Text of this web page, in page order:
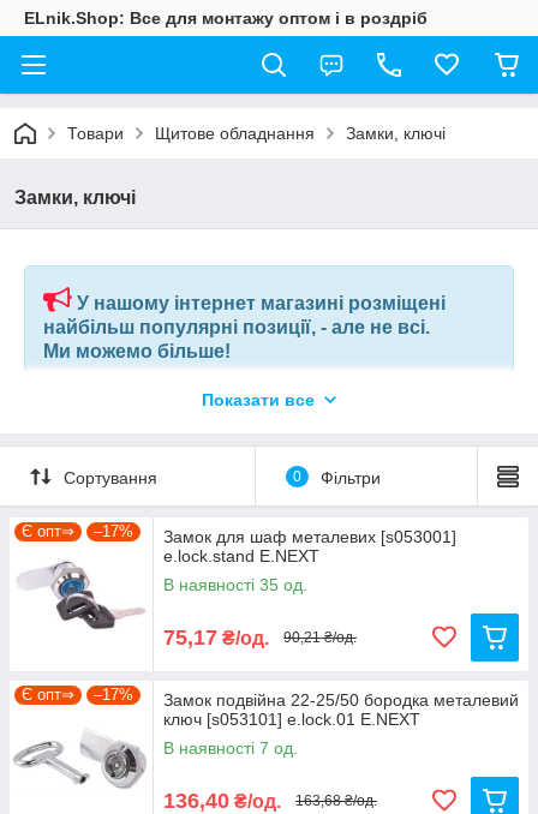
ELnik.Shop: Все для монтажу оптом і в роздріб
Товари Щитове обладнання Замки, ключі
Замки, ключі
У нашому інтернет магазині розміщені
найбільш популярні позиції, - але не всі.
Ми можемо більше!
Якщо ви шукаєте конкретну позицію або заміну товару, який
наші фахівці в короткий термін підберуть вам позиції за
вашим запитом, або аналоги інших виробників.
+380675038212
Ми не просто інтернет-магазин, а велика, оптова,
компанія по комплектації будівельних об'єктів і
виробничих підприємств.
Показати все
Сортування 0 Фільтри
Є опт⇒ –17%
Замок для шаф металевих [s053001]
e.lock.stand E.NEXT
В наявності 35 од.
75,17 ₴/од. 90,21 ₴/од.
Є опт⇒ –17%
Замок подвійна 22-25/50 бородка металевий
ключ [s053101] e.lock.01 E.NEXT
В наявності 7 од.
136,40 ₴/од. 163,68 ₴/од.